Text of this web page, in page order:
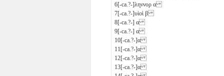
6[-ca.?-]ληννορ α
7[-ca.?-]υἱοὶ β
8[-ca.?-] α
9[-ca.?-] α
10[-ca.?-]α
11 [-ca.?-]α
12[-ca.?-]α
13[-ca.?-]α